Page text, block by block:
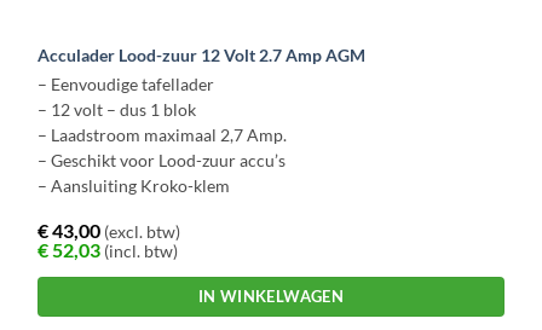
Acculader Lood-zuur 12 Volt 2.7 Amp AGM
– Eenvoudige tafellader
– 12 volt – dus 1 blok
– Laadstroom maximaal 2,7 Amp.
– Geschikt voor Lood-zuur accu’s
– Aansluiting Kroko-klem
€43,00 (excl. btw)
€52,03 (incl. btw)
IN WINKELWAGEN